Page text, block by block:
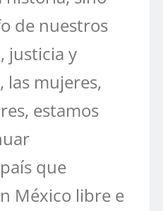
de nuestros
justicia y
las mujeres,
estamos
que
México libre e